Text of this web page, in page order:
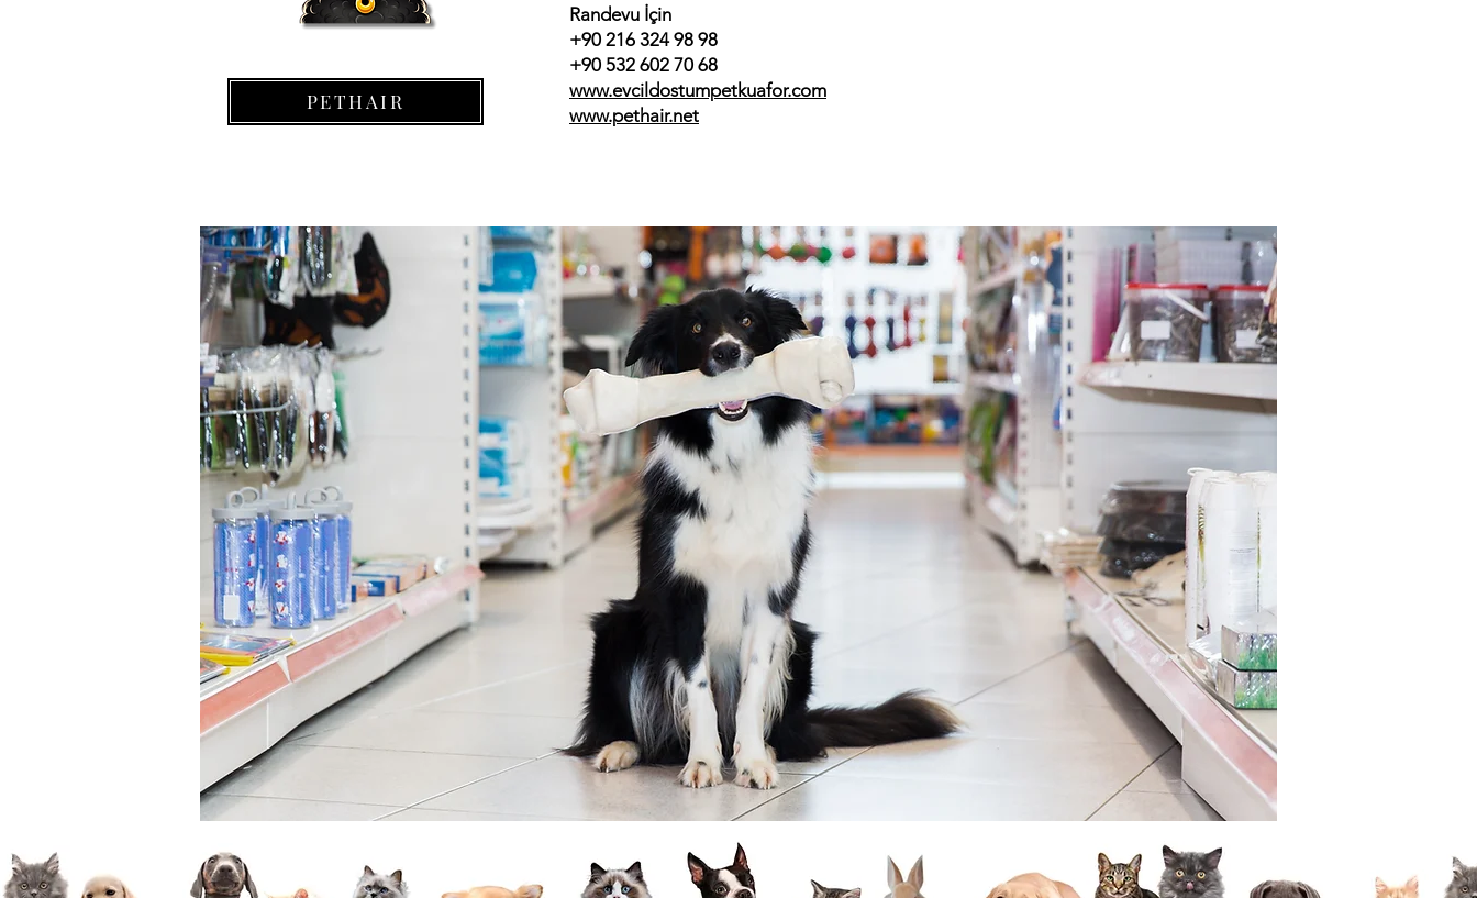
PETHAIR
Randevu İçin
+90 216 324 98 98
+90 532 602 70 68
www.evcildostumpetkuafor.com
www.pethair.net